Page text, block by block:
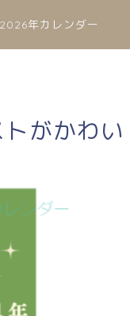
年カレンダー
がかわい